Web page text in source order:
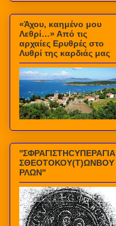
«Άχου, καημένο μου
Λεθρί…» Από τις
αρχαίες Ερυθρές στο
Λυθρί της καρδιάς μας
''ΣΦΡΑΓΙΣΤΗCΥΠΕΡΑΓΙΑ
ΣΘΕΟΤΟΚΟΥ(Τ)ΩΝΒΟΥ
ΡΛΩΝ''